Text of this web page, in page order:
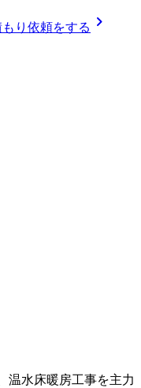
り依頼をする chevron_right
温水床暖房工事を主力